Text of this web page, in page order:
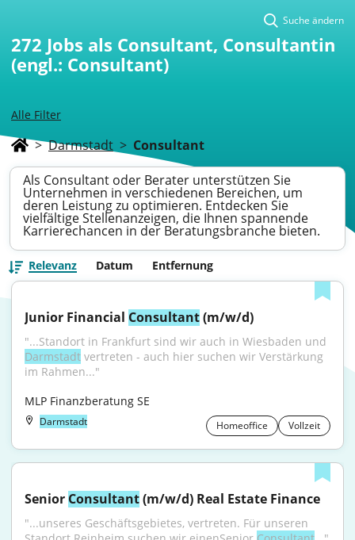
Alle Filter
Suche ändern
272 Jobs als Consultant, Consultantin
(engl.: Consultant)
> Darmstadt > Consultant
Als Consultant oder Berater unterstützen Sie
Unternehmen in verschiedenen Bereichen, um
deren Leistung zu optimieren. Entdecken Sie
vielfältige Stellenanzeigen, die Ihnen spannende
Karrierechancen in der Beratungsbranche bieten.
Relevanz Datum Entfernung
Junior Financial Consultant (m/w/d)
Darmstadt vertreten - auch hier suchen wir Verstärkung
im Rahmen..."
MLP Finanzberatung SE
Darmstadt Homeoffice Vollzeit
Senior Consultant (m/w/d) Real Estate Finance
"...unseres Geschäftsgebietes, vertreten. Für unseren